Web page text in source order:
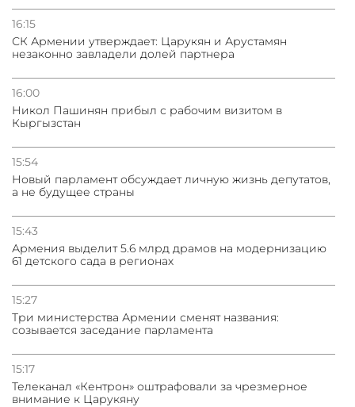
16:15
СК Армении утверждает: Царукян и Арустамян
незаконно завладели долей партнера
16:00
Никол Пашинян прибыл с рабочим визитом в
Кыргызстан
15:54
Новый парламент обсуждает личную жизнь депутатов,
а не будущее страны
15:43
Армения выделит 5.6 млрд драмов на модернизацию
61 детского сада в регионах
15:27
Три министерства Армении сменят названия:
созывается заседание парламента
15:17
Телеканал «Кентрон» оштрафовали за чрезмерное
внимание к Царукяну